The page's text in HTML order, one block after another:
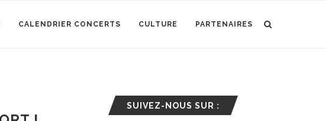
CALENDRIER CONCERTS CULTURE PARTENAIRES
SUIVEZ-NOUS SUR :